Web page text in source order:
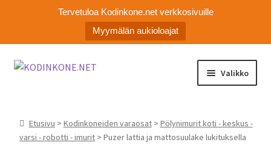
Tervetuloa Kodinkone.net verkkosivuille
Myymälän aukioloajat
Siirry
Siirry
Valikko
tason
valikko
Ota yhteyttä
Etusivu > Kodinkoneiden varaosat> Pölynimurit koti - keskus -
varsi - robotti - imurit > Puzer lattia ja mattosuulake lukituksella